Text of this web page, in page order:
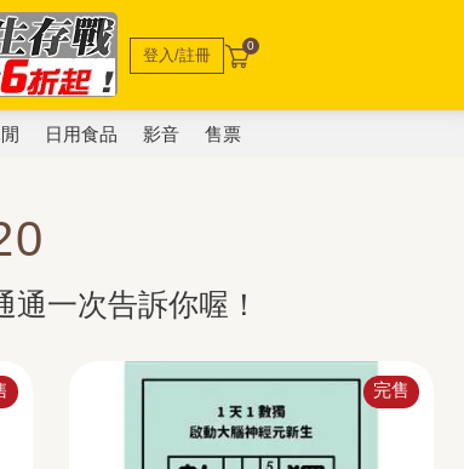
登入/註冊 0
日用食品 影音 售票
一次告訴你喔！
完售